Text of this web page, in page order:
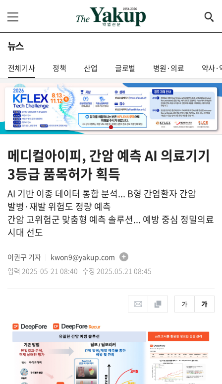
뉴스
전체기사 정책 산업 글로벌 병원·의료 약사·
메디컬아이피, 간암 예측 AI 의료기기
3등급 품목허가 획득
AI 기반 이종 데이터 통합 분석... B형 간염환자 간암
발병·재발 위험도 정량 예측
간암 고위험군 맞춤형 예측 솔루션... 예방 중심 정밀의료
시대 선도
이권구 기자
kwon9@yakup.com
입력 2025-05-21 08:40 수정 2025.05.21 08:45